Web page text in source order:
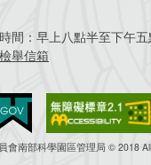
間： 早上八點半至下午
舉信箱
會南部科學園區管理局 © 2018